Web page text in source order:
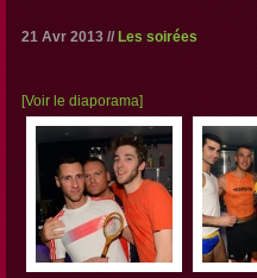
21 Avr 2013 // Les soirées
[Voir le diaporama]